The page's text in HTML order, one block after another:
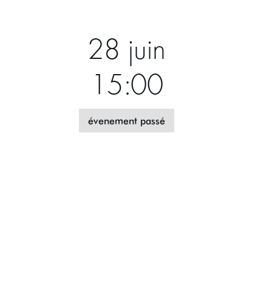
28 juin
15:00
évenement passé